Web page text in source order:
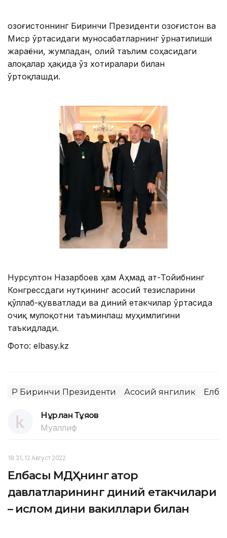
Қозоғистоннинг Биринчи Президенти Қозоғистон ва
Миср ўртасидаги муносабатларнинг ўрнатилиши
жараёни, жумладан, олий таълим соҳасидаги
алоқалар ҳақида ўз хотиралари билан
ўртоқлашди.
Нурсултон Назарбоев ҳам Аҳмад ат-Тойибнинг
Конгрессдаги нутқининг асосий тезисларини
қўллаб-қувватлади ва диний етакчилар ўртасида
очиқ мулоқотни таъминлаш муҳимлигини
таъкидлади.
Фото: elbasy.kz
ҚР Биринчи Президенти Асосий янгилик
Нұрлан Тұяқов
Муаллиф
18:31, 12 Август 2022
Елбасы МДҲнинг қатор
давлатларининг диний етакчилари
– ислом дини вакиллари билан